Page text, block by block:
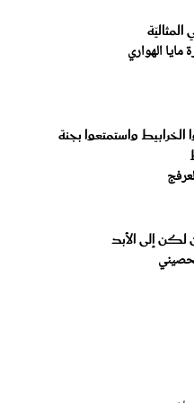
مايا الهواري
الخرابيط واستمتعوا بجنة
لكن إلى الأبد